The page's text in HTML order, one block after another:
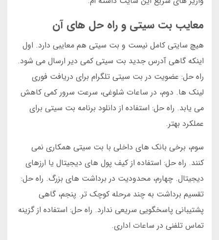
معایب بت سیتی و راه حل های آن
هیچ سایتی کامل نیست و بت سیتی هم معایبی دارد. اول
اینکه گاهی آدرس جدید بت سیتی کمی دیر ارسال می شود.
راه حل: عضویت در بت سیتی تلگرام برای دریافت فوری
لینک ها. دوم، در ساعات شلوغی، سرعت سرور کمی کاهش
می یابد. راه حل: استفاده از دانلود برنامه بت سیتی برای
عملکرد بهتر.
سوم، برخی بانک های داخلی با بت سیتی همکاری نمی
کنند. راه حل: استفاده از کیف پول های دیجیتال یا ارزهای
دیجیتال. چهارم، محدودیت در برداشت های بزرگ. راه حل:
تقسیم برداشت به چند مرحله کوچک تر. پنجم، گاهی
پشتیبانی پاسخگویی سریعی ندارد. راه حل: استفاده از گزینه
تماس تلفنی در ساعات اداری.